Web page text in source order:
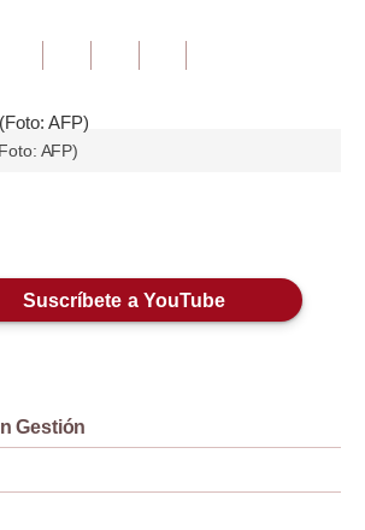
AFP)
Suscríbete a YouTube
Gestión